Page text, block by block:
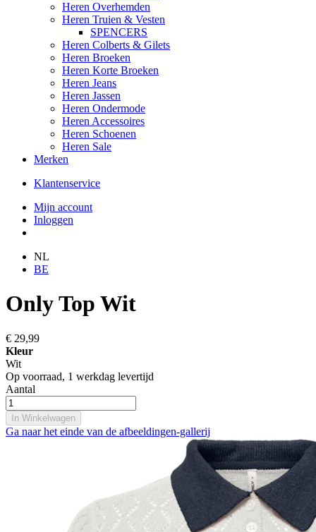
Heren Overhemden
Heren Truien & Vesten
SPENCERS
Heren Colberts & Gilets
Heren Broeken
Heren Korte Broeken
Heren Jeans
Heren Jassen
Heren Ondermode
Heren Accessoires
Heren Schoenen
Heren Sale
Merken
Klantenservice
Mijn account
Inloggen
NL
BE
Only Top Wit
€ 29,99
Kleur
Wit
Op voorraad, 1 werkdag levertijd
Aantal
In Winkelwagen
Ga naar het einde van de afbeeldingen-gallerij